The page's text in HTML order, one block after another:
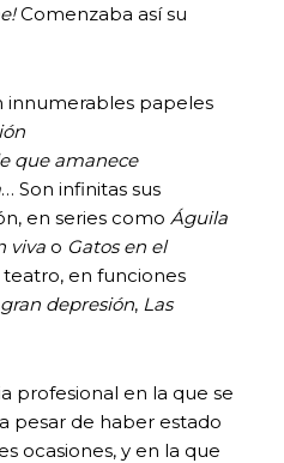
Comenzaba así su
innumerables papeles
que amanece
… Son infinitas sus
en series como Águila
viva o Gatos en el
en funciones
depresión, Las
profesional en la que se
pesar de haber estado
ocasiones, y en la que